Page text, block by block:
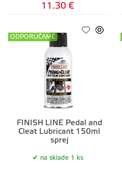
11.30 €
FINISH LINE Pedal and
Cleat Lubricant 150ml
sprej
ODPORÚČAME
na sklade 1 ks